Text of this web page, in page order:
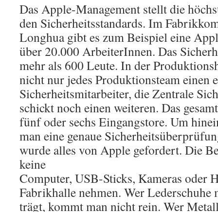
Das Apple-Management stellt die
den Sicherheitsstandards. Im
Longhua gibt es zum Beispiel eine
über 20.000 ArbeiterInnen. Das
mehr als 600 Leute. In der
nicht nur jedes Produktionsteam einen
Sicherheitsmitarbeiter, die Zentrale
schickt noch einen weiteren. Das
fünf oder sechs Eingangstore. Um
man eine genaue
wurde alles von Apple gefordert. Die
keine
Computer, USB-Sticks, Kameras oder
Fabrikhalle nehmen. Wer
trägt, kommt man nicht rein. Wer